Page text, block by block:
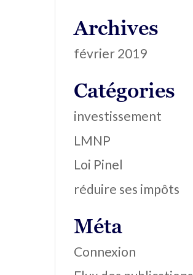
Archives
février 2019
Catégories
investissement
LMNP
Loi Pinel
réduire ses impôts
Méta
Connexion